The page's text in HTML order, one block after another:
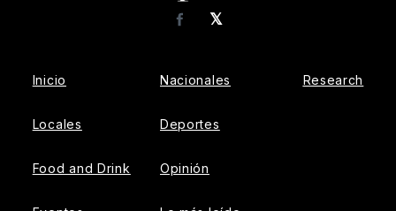
𝕏
Facebook
Inicio
Locales
Food and Drink
Nacionales
Deportes
Opinión
Research